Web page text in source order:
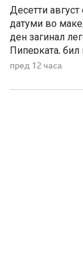
Десетти август
датуми во
ден загинал
Пиперката,
договор со кој
признавање на
пред 12 часа